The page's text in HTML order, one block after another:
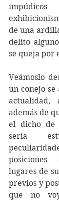
de una
delito
se queja por
Veámoslo
un conejo
además de
el dicho de
sería
lugares de
previos y
que no